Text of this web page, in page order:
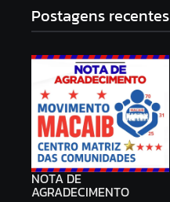
Postagens recentes
NOTA DE
AGRADECIMENTO